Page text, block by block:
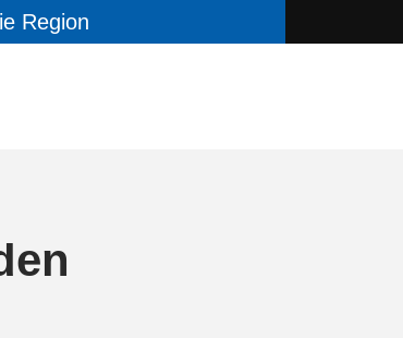
Region